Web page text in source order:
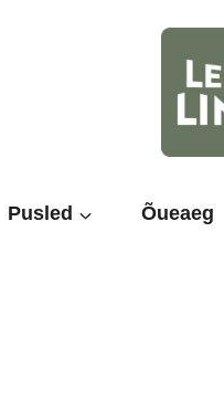
Pusled Õueaeg